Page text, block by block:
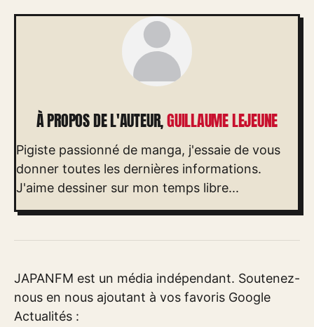
À PROPOS DE L'AUTEUR,GUILLAUME LEJEUNE
Pigiste passionné de manga, j'essaie de vous
donner toutes les dernières informations.
J'aime dessiner sur mon temps libre...
JAPANFM est un média indépendant. Soutenez-
nous en nous ajoutant à vos favoris Google
Actualités :